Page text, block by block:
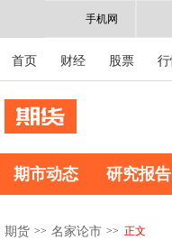
手机网
首页 财经 股票
期市动态 研究报告
期货 >> 名家论市 >> 正文